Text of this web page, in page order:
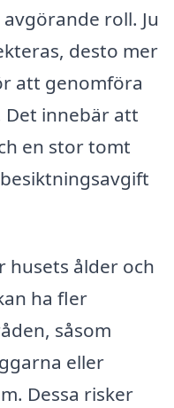
roll. Ju
desto mer
att genomföra
innebär att
en stor tomt
husets ålder och
ha fler
såsom
eller
Dessa risker